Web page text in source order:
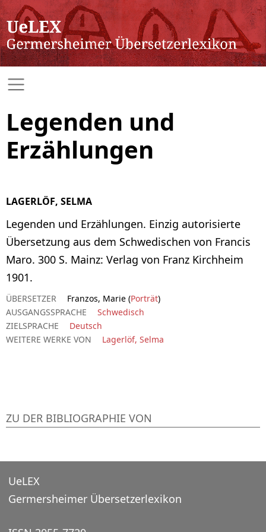
Legenden und
Erzählungen
LAGERLÖF, SELMA
Legenden und Erzählungen. Einzig autorisierte
Übersetzung aus dem Schwedischen von Francis
Maro. 300 S. Mainz: Verlag von Franz Kirchheim
1901.
ÜBERSETZER Franzos, Marie (Porträt)
AUSGANGSSPRACHE
Schwedisch
ZIELSPRACHE
Deutsch
WEITERE WERKE VON
Lagerlöf, Selma
ZU DER BIBLIOGRAPHIE VON
UeLEX
Germersheimer Übersetzerlexikon